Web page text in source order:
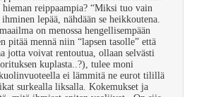
reippaampia? “Miksi tuo vain
lepää, nähdään se heikkoutena.
on menossa hengellisempään
pitää mennä niin “lapsen tasolle” että
jotta voivat rentoutua, ollaan selvästi
kuplasta..?), tulee moni
ei lämmitä ne eurot tilillä
surkealla liksalla. Kokemukset ja